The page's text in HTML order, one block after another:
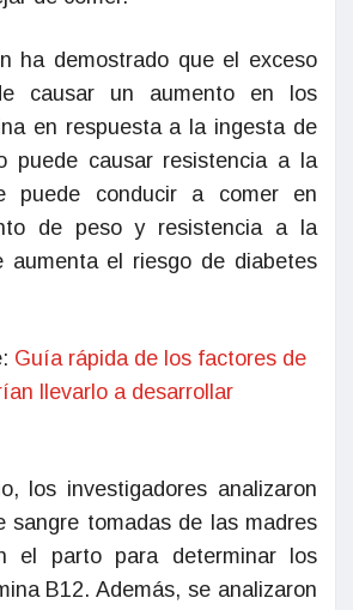
ha demostrado que el exceso
causar un aumento en los
en respuesta a la ingesta de
puede causar resistencia a la
puede conducir a comer en
de peso y resistencia a la
aumenta el riesgo de diabetes
Guía rápida de los factores de
llevarlo a desarrollar
los investigadores analizaron
sangre tomadas de las madres
el parto para determinar los
B12. Además, se analizaron